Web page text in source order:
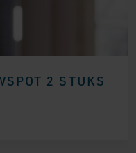
2 STUKS